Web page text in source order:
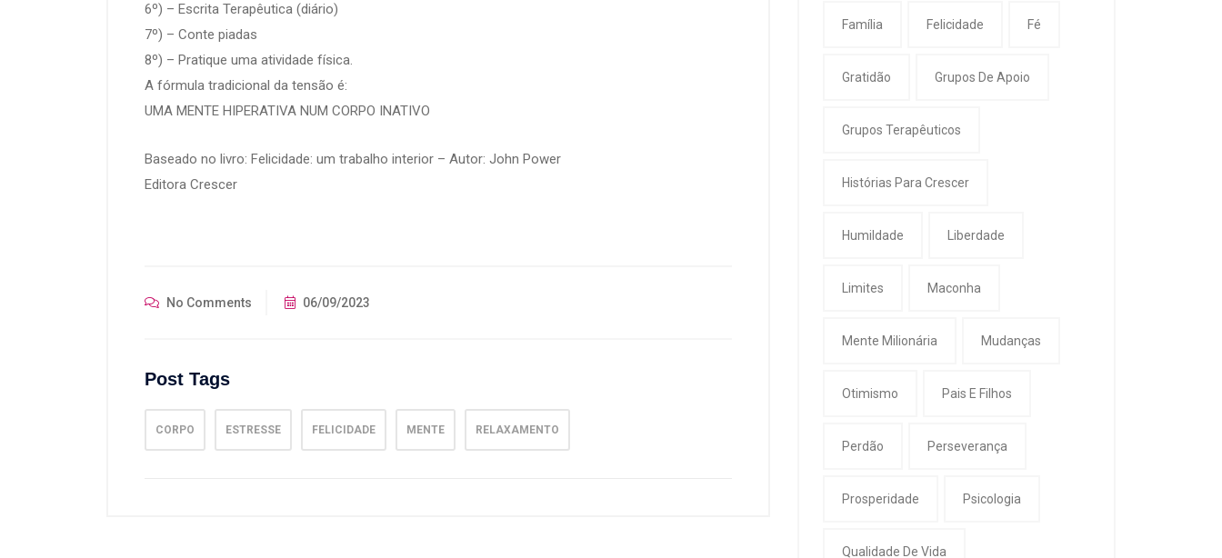
6º) – Escrita Terapêutica (diário)
7º) – Conte piadas
8º) – Pratique uma atividade física.
A fórmula tradicional da tensão é:
UMA MENTE HIPERATIVA NUM CORPO INATIVO
Baseado no livro: Felicidade: um trabalho interior – Autor: John Power
Editora Crescer
No Comments 06/09/2023
Post Tags
CORPO ESTRESSE FELICIDADE MENTE RELAXAMENTO
Família Felicidade Fé
Gratidão Grupos De Apoio
Grupos Terapêuticos
Histórias Para Crescer
Humildade Liberdade
Limites Maconha
Mente Milionária Mudanças
Otimismo Pais E Filhos
Perdão Perseverança
Prosperidade Psicologia
Qualidade De Vida